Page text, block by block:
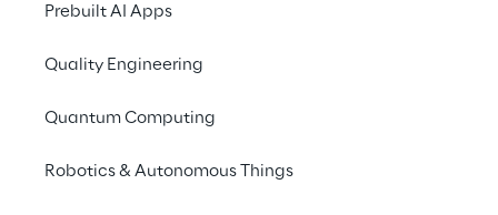
Prebuilt AI Apps
Quality Engineering
Quantum Computing
Robotics & Autonomous Things
Zero-Waste